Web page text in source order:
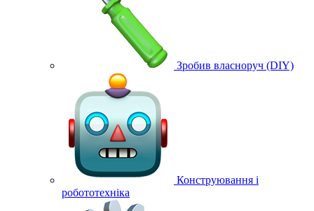
Зробив власноруч (DIY)
Конструювання і
робототехніка